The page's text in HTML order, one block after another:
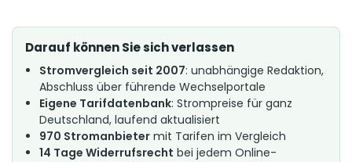
Darauf können Sie sich verlassen
Stromvergleich seit 2007: unabhängige Redaktion,
Abschluss über führende Wechselportale
Eigene Tarifdatenbank: Strompreise für ganz
Deutschland, laufend aktualisiert
970 Stromanbieter mit Tarifen im Vergleich
14 Tage Widerrufsrecht bei jedem Online-